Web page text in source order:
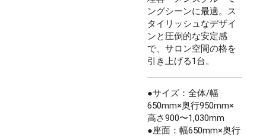
ングシーンに最適。ス
タイリッシュなデザイ
ンと圧倒的な安定感
で、サロン空間の格を
引き上げる1台。
●サイズ：全体/幅
650mm×奥行950mm×
高さ900〜1,030mm
●座面：幅650mm×奥行